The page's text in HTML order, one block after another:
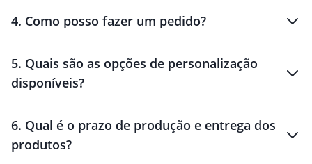
personalizados
brinde
personalização
4. Como posso fazer um pedido?
amostra virtual
5. Quais são as opções de personalização
disponíveis?
6. Qual é o prazo de produção e entrega dos
produtos?